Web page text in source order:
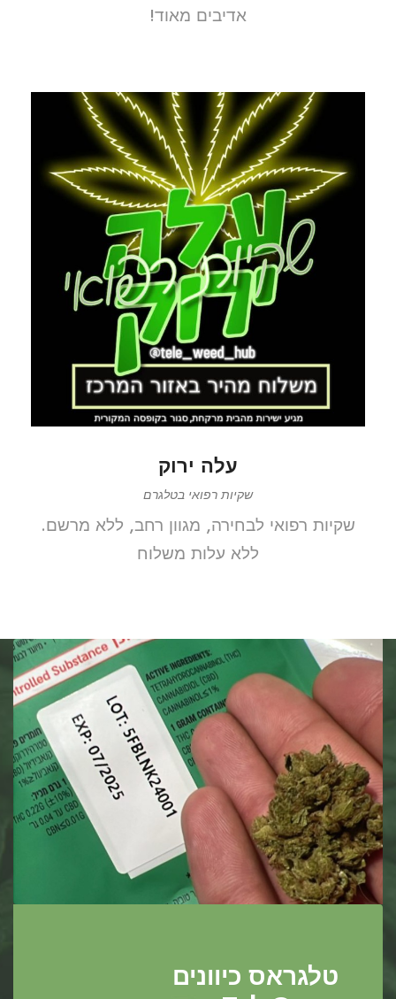
אדיבים מאוד!
עלה ירוק
שקיות רפואי בטלגרם
שקיות רפואי לבחירה, מגוון רחב, ללא מרשם.
ללא עלות משלוח
טלגראס כיוונים